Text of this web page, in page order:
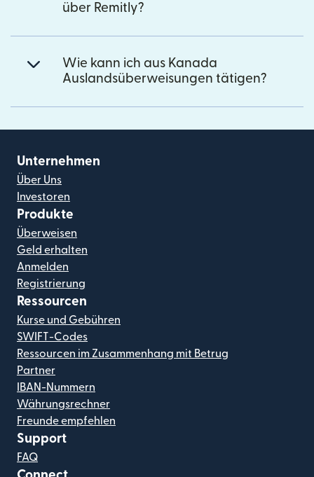
über Remitly?
Wie kann ich aus Kanada
Auslandsüberweisungen tätigen?
Unternehmen
Über Uns
Investoren
Produkte
Überweisen
Geld erhalten
Anmelden
Registrierung
Ressourcen
Kurse und Gebühren
SWIFT-Codes
Ressourcen im Zusammenhang mit Betrug
Partner
IBAN-Nummern
Währungsrechner
Freunde empfehlen
Support
FAQ